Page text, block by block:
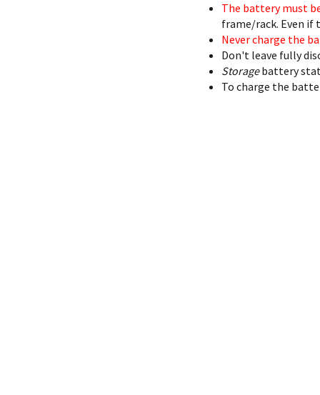
The battery must
frame/rack. Even if
Never charge the
Don't leave fully
Storagebattery
To charge the